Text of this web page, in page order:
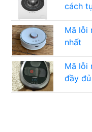
cách
Mã lỗi
nhất
Mã lỗi
đầy